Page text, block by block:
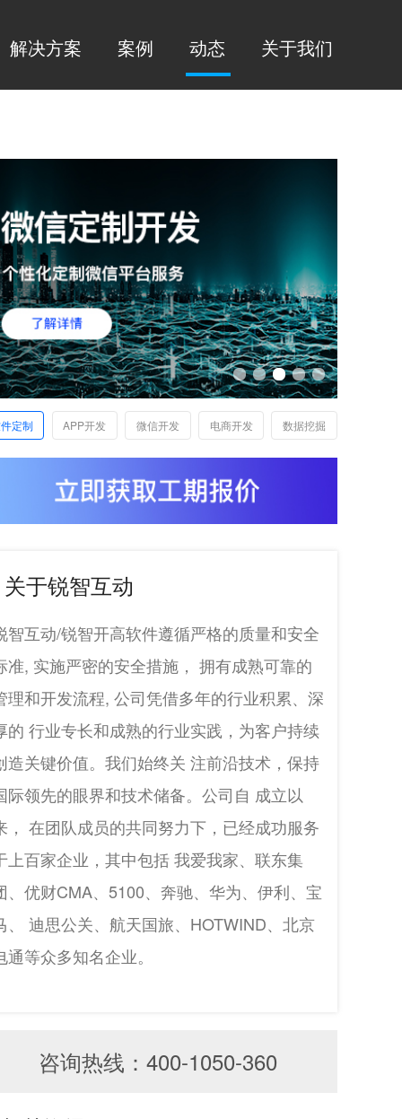
解决方案 案例 动态 关于我们
定制 APP开发 微信开发 电商开发 数据挖掘
关于锐智互动
智互动/锐智开高软件遵循严格的质量和安全
准, 实施严密的安全措施， 拥有成熟可靠的
理和开发流程, 公司凭借多年的行业积累、深
的 行业专长和成熟的行业实践，为客户持续
造关键价值。我们始终关 注前沿技术，保持
际领先的眼界和技术储备。公司自 成立以
， 在团队成员的共同努力下，已经成功服务
上百家企业，其中包括 我爱我家、联东集
、优财CMA、5100、奔驰、华为、伊利、宝
、 迪思公关、航天国旅、HOTWIND、北京
通等众多知名企业。
咨询热线：400-1050-360